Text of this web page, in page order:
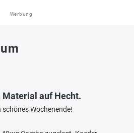
Werbung
auf Hecht.
Wochenende!